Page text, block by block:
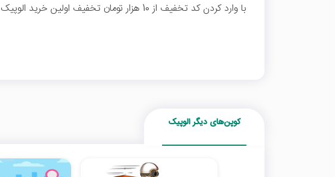
با وارد کردن کد تخفیف از 10 هزار تومان تخفیف اولین خرید الوپیک بهره‌مند شوید
کوپن‌های دیگر الوپیک